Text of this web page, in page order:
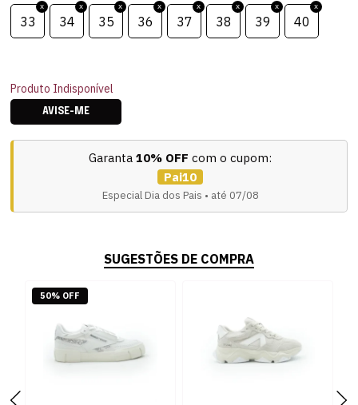
33 34 35 36 37 38 39 40
Produto Indisponível
AVISE-ME
Garanta 10% OFF com o cupom:
Pai10
Especial Dia dos Pais • até 07/08
SUGESTÕES DE COMPRA
50% OFF